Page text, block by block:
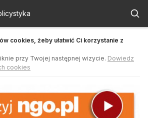
- ngo.pl
cookies, żeby ułatwić Ci korzystanie z
przy Twojej następnej wizycie. Dowiedz
cookies